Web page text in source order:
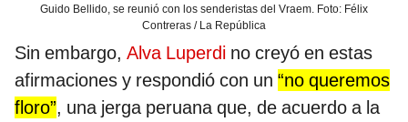
Guido Bellido, se reunió con los senderistas del Vraem. Foto: Félix
Contreras / La República
Sin embargo, Alva Luperdi no creyó en estas
afirmaciones y respondió con un “no queremos
floro”, una jerga peruana que, de acuerdo a la